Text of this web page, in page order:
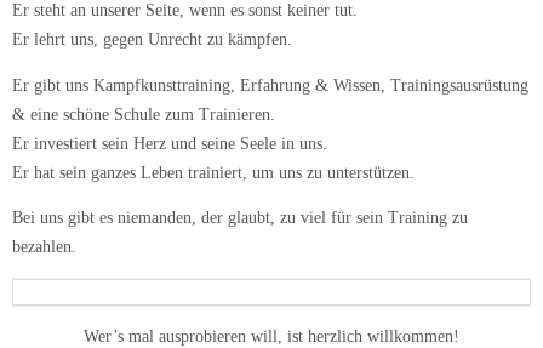
Er steht an unserer Seite, wenn es sonst keiner tut.
Er lehrt uns, gegen Unrecht zu kämpfen.
Er gibt uns Kampfkunsttraining, Erfahrung & Wissen, Trainingsausrüstung
& eine schöne Schule zum Trainieren.
Er investiert sein Herz und seine Seele in uns.
Er hat sein ganzes Leben trainiert, um uns zu unterstützen.
Bei uns gibt es niemanden, der glaubt, zu viel für sein Training zu
bezahlen.
Wer’s mal ausprobieren will, ist herzlich willkommen!